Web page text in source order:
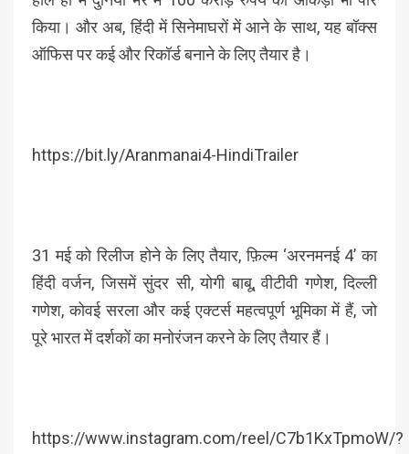
किया। और अब, हिंदी में सिनेमाघरों में आने के साथ, यह बॉक्स
ऑफिस पर कई और रिकॉर्ड बनाने के लिए तैयार है।
https://bit.ly/Aranmanai4-HindiTrailer
31 मई को रिलीज होने के लिए तैयार, फ़िल्म ‘अरनमनई 4’ का
हिंदी वर्जन, जिसमें सुंदर सी, योगी बाबू, वीटीवी गणेश, दिल्ली
गणेश, कोवई सरला और कई एक्टर्स महत्वपूर्ण भूमिका में हैं, जो
पूरे भारत में दर्शकों का मनोरंजन करने के लिए तैयार हैं।
https://www.instagram.com/reel/C7b1KxTpmoW/?